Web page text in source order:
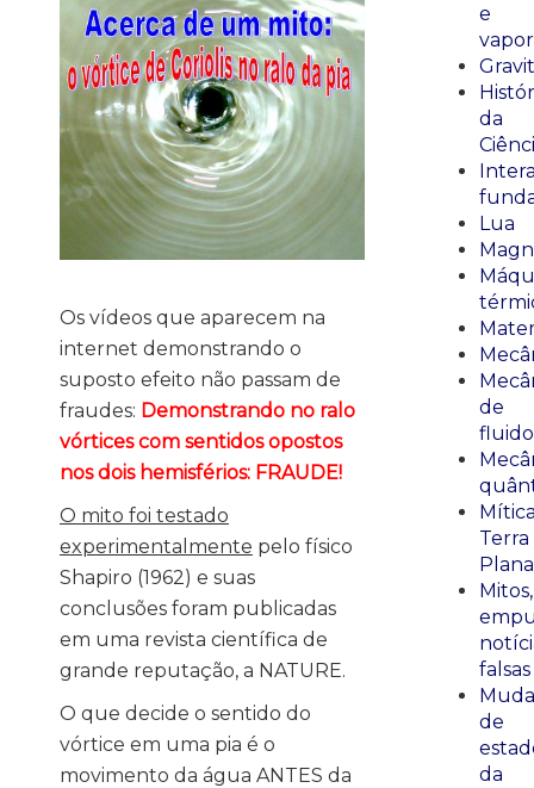
Os vídeos que aparecem na
internet demonstrando o
suposto efeito não passam de
fraudes: Demonstrando no ralo
vórtices com sentidos opostos
nos dois hemisférios: FRAUDE!
O mito foi testado
experimentalmente pelo físico
Shapiro (1962) e suas
conclusões foram publicadas
em uma revista científica de
grande reputação, a NATURE.
O que decide o sentido do
vórtice em uma pia é o
movimento da água ANTES da
e
vapor
da
Lua
de
Terra
Plana
Mitos,
falsas
de
da